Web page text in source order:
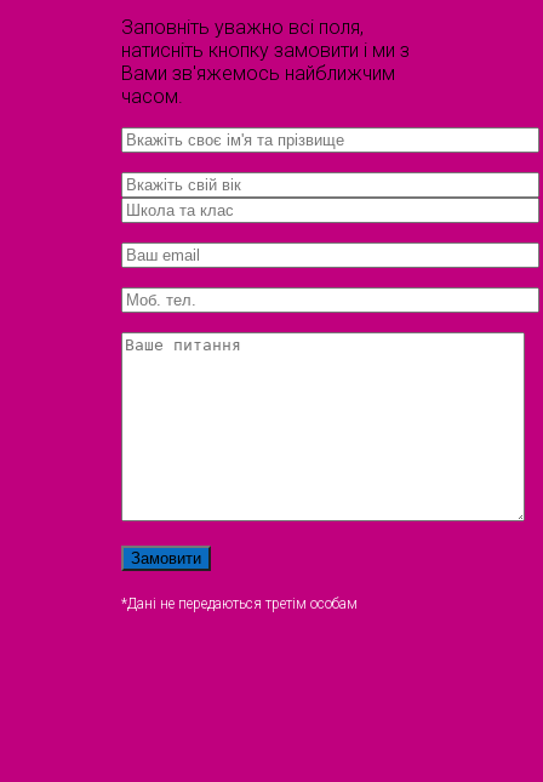
Заповніть уважно всі поля,
натисніть кнопку замовити і ми з
Вами зв'яжемось найближчим
часом.
*Дані не передаються третім особам